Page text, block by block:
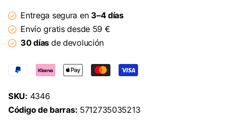
Entrega segura en 3–4 días
Envío gratis desde 59 €
30 días de devolución
SKU: 4346
Código de barras: 5712735035213